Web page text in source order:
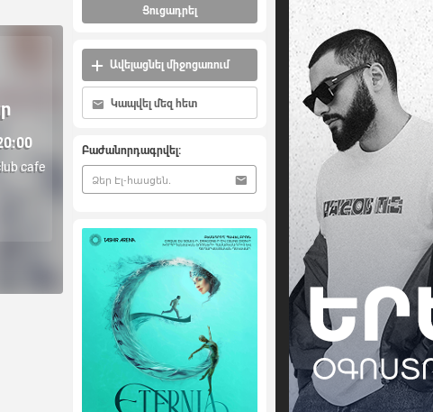
cafe
Ցուցադրել
Ավելացնել միջոցառում
Կապվել մեզ հետ
Բաժանորդագրվել: